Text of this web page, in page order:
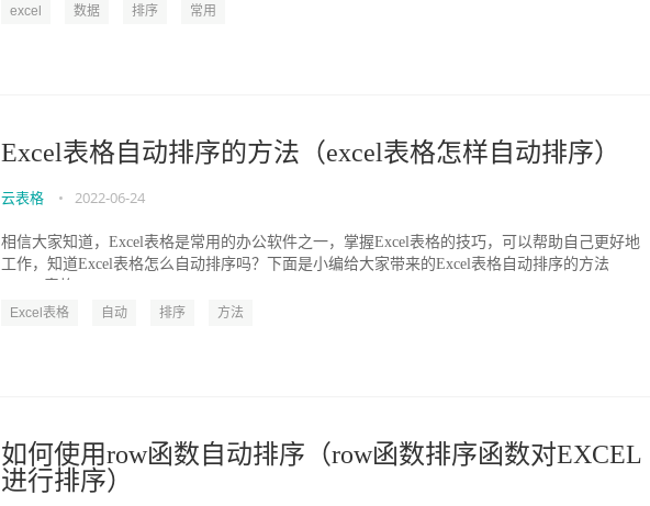
excel 数据 排序 常用
Excel表格自动排序的方法（excel表格怎样自动排序）
云表格 • 2022-06-24
相信大家知道，Excel表格是常用的办公软件之一，掌握Excel表格的技巧，可以帮助自己更好地
工作，知道Excel表格怎么自动排序吗？下面是小编给大家带来的Excel表格自动排序的方法
Excel表格 自动 排序 方法
如何使用row函数自动排序（row函数排序函数对EXCEL
进行排序）